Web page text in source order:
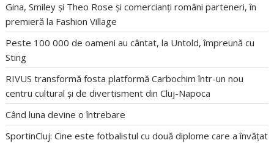
Gina, Smiley și Theo Rose și comercianți români parteneri, în
premieră la Fashion Village
Peste 100 000 de oameni au cântat, la Untold, împreună cu
Sting
RIVUS transformă fosta platformă Carbochim într-un nou
centru cultural și de divertisment din Cluj-Napoca
Când luna devine o întrebare
SportinCluj: Cine este fotbalistul cu două diplome care a învățat